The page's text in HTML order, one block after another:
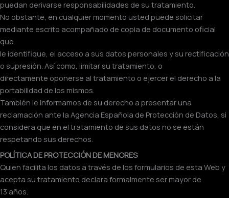
puedan derivarse responsabilidades de su tratamiento.
No obstante, en cualquier momento usted puede solicitar
mediante escrito acompañado de copia de documento oficial
que
le identifique, el acceso a sus datos personales y su rectificación
o supresión. Así como, limitar su tratamiento, o
directamente oponerse al tratamiento o ejercer el derecho a la
portabilidad de los mismos.
También le informamos de su derecho a presentar una
reclamación ante la Agencia Española de Protección de Datos, si
considera que en el tratamiento de sus datos no se están
respetando sus derechos.
POLÍTICA DE PROTECCIÓN DE MENORES
Quien facilita los datos a través de los formularios de esta Web y
acepta su tratamiento declara formalmente ser mayor de
13 años.